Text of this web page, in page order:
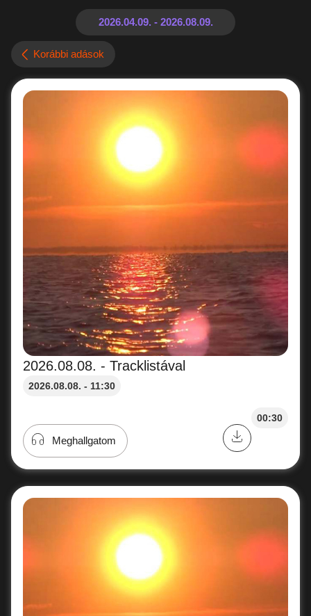
Korábbi adások
2026.08.08. - Tracklistával
2026.08.08. - 11:30
00:30
Meghallgatom